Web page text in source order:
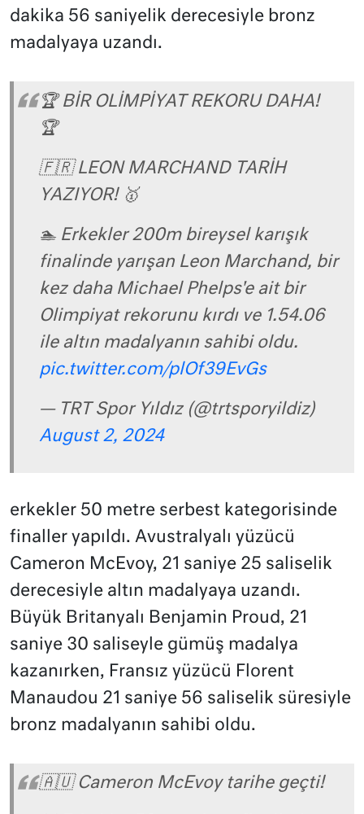
dakika 56 saniyelik derecesiyle bronz
madalyaya uzandı.
🏆 BİR OLİMPİYAT REKORU DAHA!
🏆
🇫🇷 LEON MARCHAND TARİH
YAZIYOR! 🥇
🏊 Erkekler 200m bireysel karışık
finalinde yarışan Leon Marchand, bir
kez daha Michael Phelps'e ait bir
Olimpiyat rekorunu kırdı ve 1.54.06
ile altın madalyanın sahibi oldu.
pic.twitter.com/plOf39EvGs
— TRT Spor Yıldız (@trtsporyildiz)
August 2, 2024
erkekler 50 metre serbest kategorisinde
finaller yapıldı. Avustralyalı yüzücü
Cameron McEvoy, 21 saniye 25 saliselik
derecesiyle altın madalyaya uzandı.
Büyük Britanyalı Benjamin Proud, 21
saniye 30 saliseyle gümüş madalya
kazanırken, Fransız yüzücü Florent
Manaudou 21 saniye 56 saliselik süresiyle
bronz madalyanın sahibi oldu.
🇦🇺 Cameron McEvoy tarihe geçti!